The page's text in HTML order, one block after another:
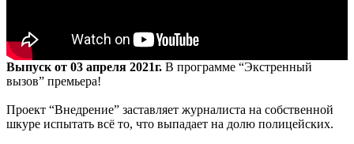
Выпуск от 03 апреля 2021г. В программе “Экстренный
вызов” премьера!
Проект “Внедрение” заставляет журналиста на собственной
шкуре испытать всё то, что выпадает на долю полицейских.